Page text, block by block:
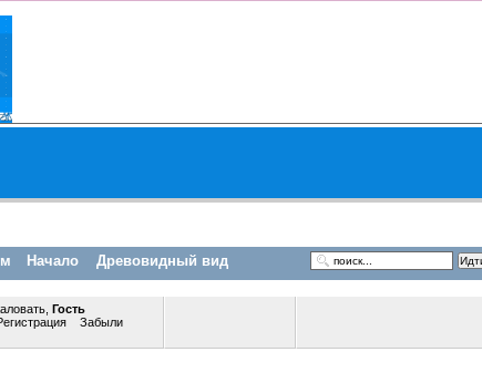
Начало Древовидный вид
Гость
Забыли